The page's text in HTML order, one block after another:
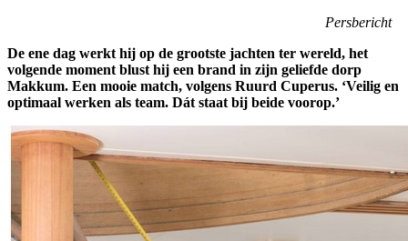
Persbericht
De ene dag werkt hij op de grootste jachten ter wereld, het
volgende moment blust hij een brand in zijn geliefde dorp
Makkum. Een mooie match, volgens Ruurd Cuperus. ‘Veilig en
optimaal werken als team. Dát staat bij beide voorop.’